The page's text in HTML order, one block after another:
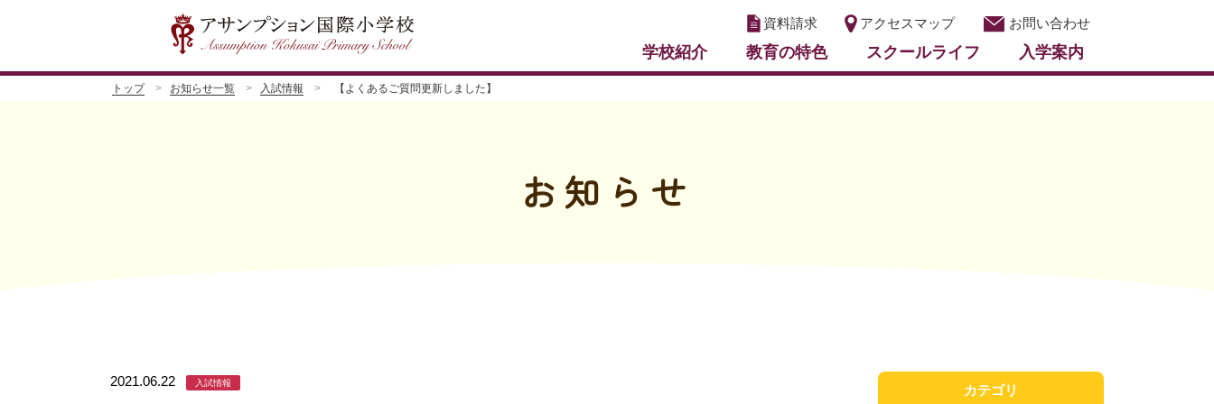
資料請求 アクセスマップ お問い合わせ
学校紹介 教育の特色 スクールライフ 入学案内
トップ お知らせ一覧 入試情報 【よくあるご質問更新しました】
お知らせ
2021.06.22 入試情報 カテゴリ